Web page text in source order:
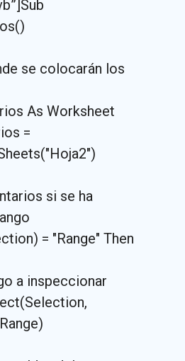
se colocarán los
As Worksheet
=
si se ha
= "Range" Then
a inspeccionar